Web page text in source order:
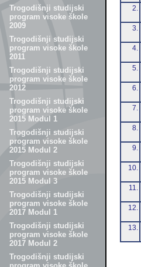
Trogodišnji studijski
program visoke škole
2009
Trogodišnji studijski
program visoke škole
2011
Trogodišnji studijski
program visoke škole
2012
Trogodišnji studijski
program visoke škole
2015 Modul 1
Trogodišnji studijski
program visoke škole
2015 Modul 2
Trogodišnji studijski
program visoke škole
2015 Modul 3
Trogodišnji studijski
program visoke škole
2017 Modul 1
Trogodišnji studijski
program visoke škole
2017 Modul 2
Trogodišnji studijski
2.
3.
4.
5.
6.
7.
8.
9.
10.
11.
12.
13.